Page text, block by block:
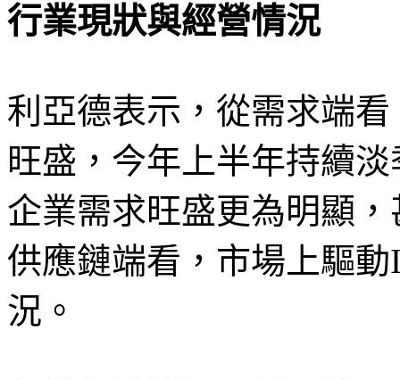
行業現狀與經營情況
利亞德表示，從需求端
旺盛，今年上半年持續
企業需求旺盛更為明顯
供應鏈端看，市場上驅
況。